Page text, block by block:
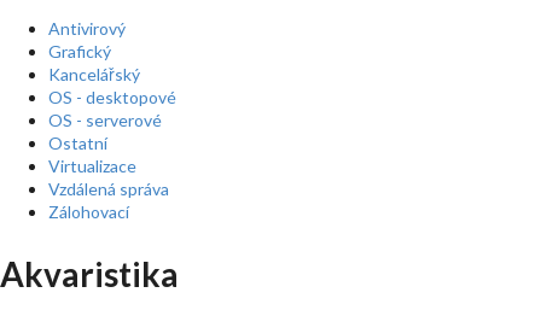
Antivirový
Grafický
Kancelářský
OS - desktopové
OS - serverové
Ostatní
Virtualizace
Vzdálená správa
Zálohovací
Akvaristika